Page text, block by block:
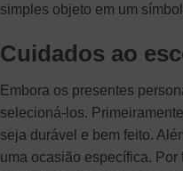
simples objeto em um
Cuidados ao
Embora os presentes
selecioná-los.
seja durável e bem feito.
uma ocasião específica.